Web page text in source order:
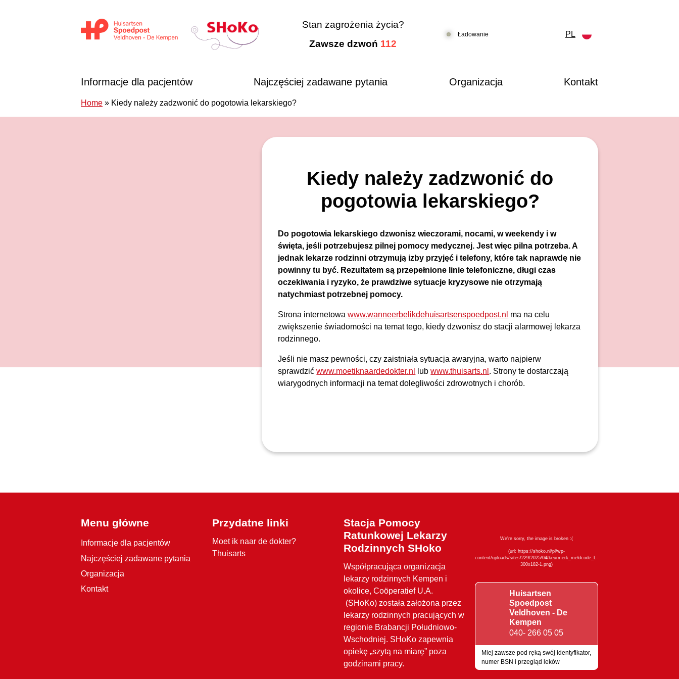
Stan zagrożenia życia?
Zawsze dzwoń 112
Ładowanie PL
Informacje dla pacjentów Najczęściej zadawane pytania Organizacja Kontakt
Home » Kiedy należy zadzwonić do pogotowia lekarskiego?
Kiedy należy zadzwonić do
pogotowia lekarskiego?
Do pogotowia lekarskiego dzwonisz wieczorami, nocami, w weekendy i w
święta, jeśli potrzebujesz pilnej pomocy medycznej. Jest więc pilna potrzeba. A
jednak lekarze rodzinni otrzymują izby przyjęć i telefony, które tak naprawdę nie
powinny tu być. Rezultatem są przepełnione linie telefoniczne, długi czas
oczekiwania i ryzyko, że prawdziwe sytuacje kryzysowe nie otrzymają
natychmiast potrzebnej pomocy.
Strona internetowawww.wanneerbelikdehuisartsenspoedpost.nl ma na celu
zwiększenie świadomości na temat tego, kiedy dzwonisz do stacji alarmowej lekarza
rodzinnego.
Jeśli nie masz pewności, czy zaistniała sytuacja awaryjna, warto najpierw
sprawdzićwww.moetiknaardedokter.nl lubwww.thuisarts.nl . Strony te dostarczają
wiarygodnych informacji na temat dolegliwości zdrowotnych i chorób.
Menu główne
Informacje dla pacjentów
Najczęściej zadawane pytania
Organizacja
Kontakt
Przydatne linki
Moet ik naar de dokter?
Thuisarts
Stacja Pomocy
Ratunkowej Lekarzy
Rodzinnych SHoko
Współpracująca organizacja
lekarzy rodzinnych Kempen i
okolice, Coöperatief U.A.
(SHoKo) została założona przez
lekarzy rodzinnych pracujących w
regionie Brabancji Południowo-
Wschodniej. SHoKo zapewnia
opiekę „szytą na miarę” poza
godzinami pracy.
Huisartsen
Spoedpost
Veldhoven - De
Kempen
040- 266 05 05
Miej zawsze pod ręką swój identyfikator,
numer BSN i przegląd leków